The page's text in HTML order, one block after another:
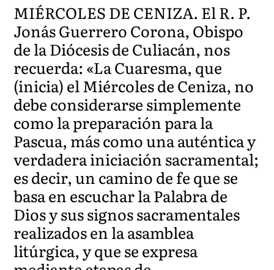
MIÉRCOLES DE CENIZA. El R. P.
Jonás Guerrero Corona, Obispo
de la Diócesis de Culiacán, nos
recuerda: «La Cuaresma, que
(inicia) el Miércoles de Ceniza, no
debe considerarse simplemente
como la preparación para la
Pascua, más como una auténtica y
verdadera iniciación sacramental;
es decir, un camino de fe que se
basa en escuchar la Palabra de
Dios y sus signos sacramentales
realizados en la asamblea
litúrgica, y que se expresa